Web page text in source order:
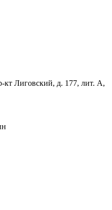
кт Лиговский, д. 177, лит. А,